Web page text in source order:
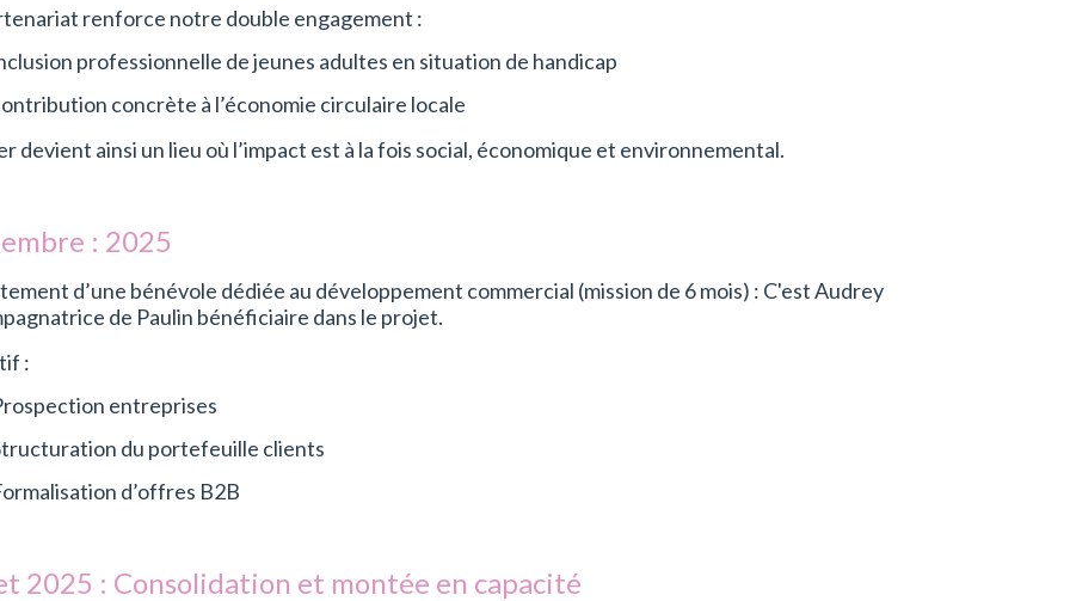
renforce notre double engagement :
professionnelle de jeunes adultes en situation de handicap
concrète à l’économie circulaire locale
devient ainsi un lieu où l’impact est à la fois social, économique et environnemental.
: 2025
d’une bénévole dédiée au développement commercial (mission de 6 mois) : C'est Audrey
de Paulin bénéficiaire dans le projet.
:
entreprises
du portefeuille clients
d’offres B2B
2025 : Consolidation et montée en capacité